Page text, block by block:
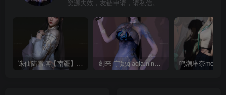
资源失效，友链申请，请私信。
诛仙陆雪琪【南疆】CoveRig 剑来-宁姚qiaqia.ningyao-re.1